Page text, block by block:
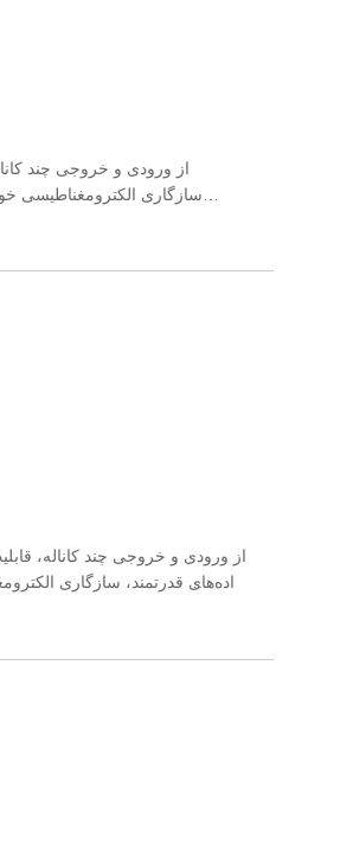
سازگاری الکترومغناطیسی
داده‌های قدرتمند، سازگاری
غنی، پشتیبانی از ارتباطات چند